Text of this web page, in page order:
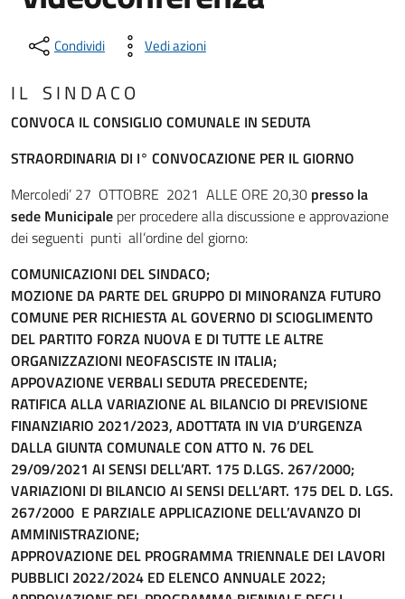
Condividi Vedi azioni
I L S I N D A C O
CONVOCA IL CONSIGLIO COMUNALE IN SEDUTA
STRAORDINARIA DI I° CONVOCAZIONE PER IL GIORNO
Mercoledi’ 27 OTTOBRE 2021 ALLE ORE 20,30 presso la
sede Municipale per procedere alla discussione e approvazione
dei seguenti punti all’ordine del giorno:
COMUNICAZIONI DEL SINDACO;
MOZIONE DA PARTE DEL GRUPPO DI MINORANZA FUTURO
COMUNE PER RICHIESTA AL GOVERNO DI SCIOGLIMENTO
DEL PARTITO FORZA NUOVA E DI TUTTE LE ALTRE
ORGANIZZAZIONI NEOFASCISTE IN ITALIA;
APPOVAZIONE VERBALI SEDUTA PRECEDENTE;
RATIFICA ALLA VARIAZIONE AL BILANCIO DI PREVISIONE
FINANZIARIO 2021/2023, ADOTTATA IN VIA D’URGENZA
DALLA GIUNTA COMUNALE CON ATTO N. 76 DEL
29/09/2021 AI SENSI DELL’ART. 175 D.LGS. 267/2000;
VARIAZIONI DI BILANCIO AI SENSI DELL’ART. 175 DEL D. LGS.
267/2000 E PARZIALE APPLICAZIONE DELL’AVANZO DI
AMMINISTRAZIONE;
APPROVAZIONE DEL PROGRAMMA TRIENNALE DEI LAVORI
PUBBLICI 2022/2024 ED ELENCO ANNUALE 2022;